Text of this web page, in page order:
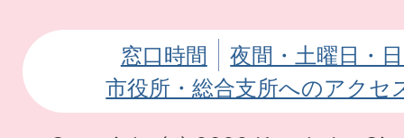
イ
ト
窓口時間
夜間・土曜日・
市役所・総合支所へのアクセ